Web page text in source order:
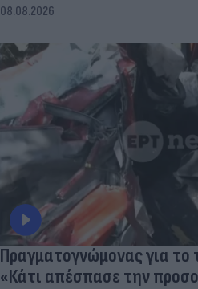
08.08.2026
Πραγματογνώμονας για το
«Κάτι απέσπασε την